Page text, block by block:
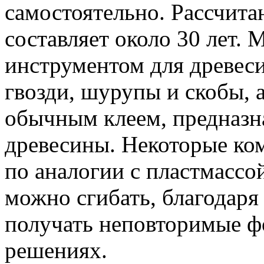
самостоятельно.
составляет около 30 лет.
инструментом для
гвозди, шурупы и скобы,
обычным клеем,
древесины. Некоторые
по аналогии с
можно сгибать,
получать неповторимые
решениях.